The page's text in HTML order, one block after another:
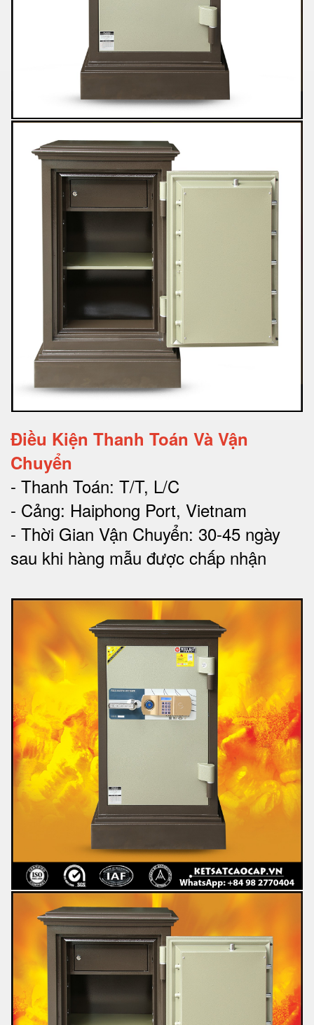
Điều Kiện Thanh Toán Và Vận
Chuyển
- Thanh Toán: T/T, L/C
- Cảng: Haiphong Port, Vietnam
- Thời Gian Vận Chuyển: 30-45 ngày
sau khi hàng mẫu được chấp nhận